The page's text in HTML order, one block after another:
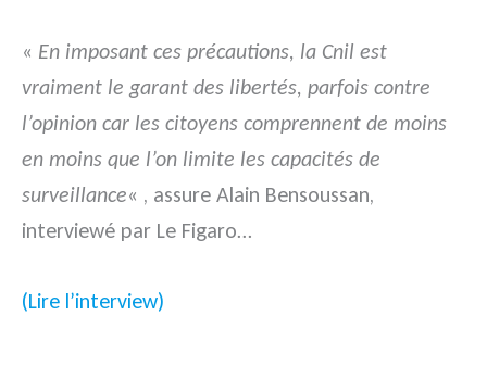
« En imposant ces précautions, la Cnil est
vraiment le garant des libertés, parfois contre
l’opinion car les citoyens comprennent de moins
en moins que l’on limite les capacités de
surveillance« , assure Alain Bensoussan,
interviewé par Le Figaro…
(Lire l’interview)